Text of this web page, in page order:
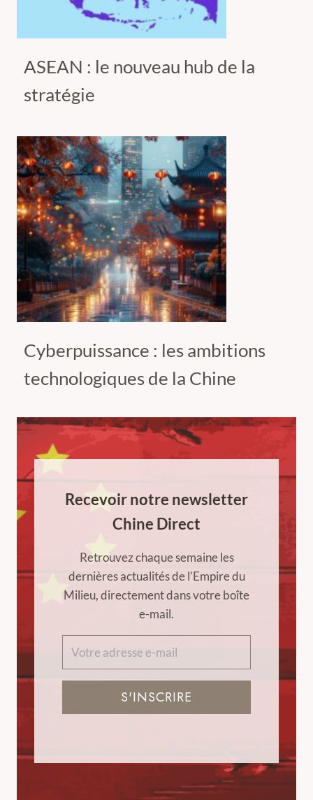
ASEAN : le nouveau hub de la
stratégie
Cyberpuissance : les ambitions
technologiques de la Chine
Recevoir notre newsletter
Chine Direct
Retrouvez chaque semaine les
dernières actualités de l'Empire du
Milieu, directement dans votre boîte
e-mail.
S'INSCRIRE